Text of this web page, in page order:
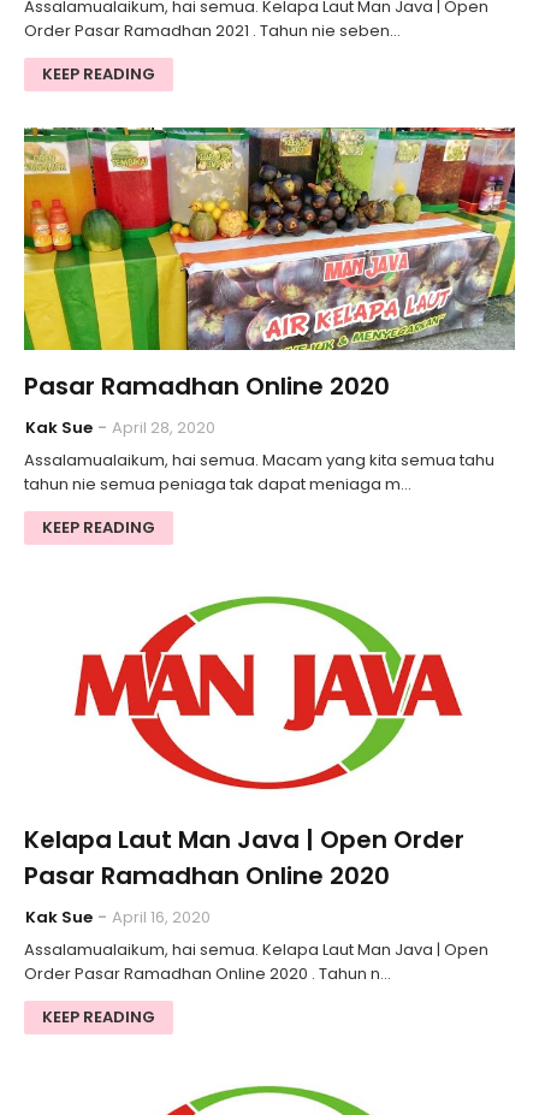
Assalamualaikum, hai semua. Kelapa Laut Man Java | Open
Order Pasar Ramadhan 2021 . Tahun nie seben…
KEEP READING
Pasar Ramadhan Online 2020
Kak Sue
April 28, 2020
Assalamualaikum, hai semua. Macam yang kita semua tahu
tahun nie semua peniaga tak dapat meniaga m…
KEEP READING
Kelapa Laut Man Java | Open Order
Pasar Ramadhan Online 2020
Kak Sue
April 16, 2020
Assalamualaikum, hai semua. Kelapa Laut Man Java | Open
Order Pasar Ramadhan Online 2020 . Tahun n…
KEEP READING